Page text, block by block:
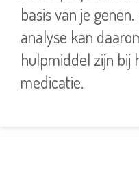
basis van je
analyse kan
hulpmiddel zijn bij
medicatie.